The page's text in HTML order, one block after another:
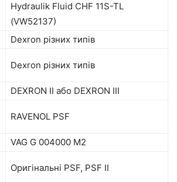
Hydraulik Fluid CHF 11S-TL
(VW52137)
Dexron різних типів
Dexron різних типів
DEXRON II або DEXRON III
RAVENOL PSF
VAG G 004000 М2
Оригінальні PSF, PSF II